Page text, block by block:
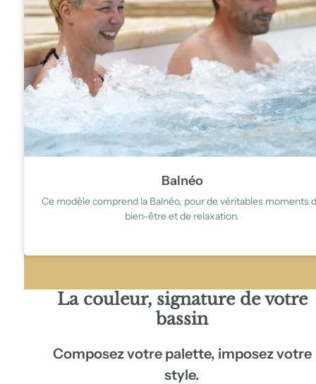
Balnéo
Ce modèle comprend la Balnéo, pour de véritables moments
bien-être et de relaxation.
La couleur, signature de votre
bassin
Composez votre palette, imposez votre
style.